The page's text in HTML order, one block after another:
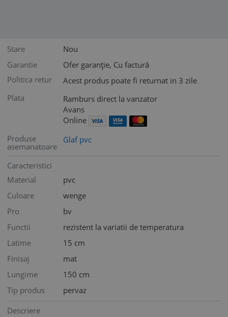
Stare
Nou
Garantie
Ofer garanție, Cu factură
Politica retur
Acest produs poate fi returnat in 3 zile
Plata
Ramburs direct la vanzator
Avans
Online
Produse
asemanatoare
Glaf pvc
Caracteristici
Material
pvc
Culoare
wenge
Pro
bv
Functii
rezistent la variatii de temperatura
Latime
15 cm
Finisaj
mat
Lungime
150 cm
Tip produs
pervaz
Descriere